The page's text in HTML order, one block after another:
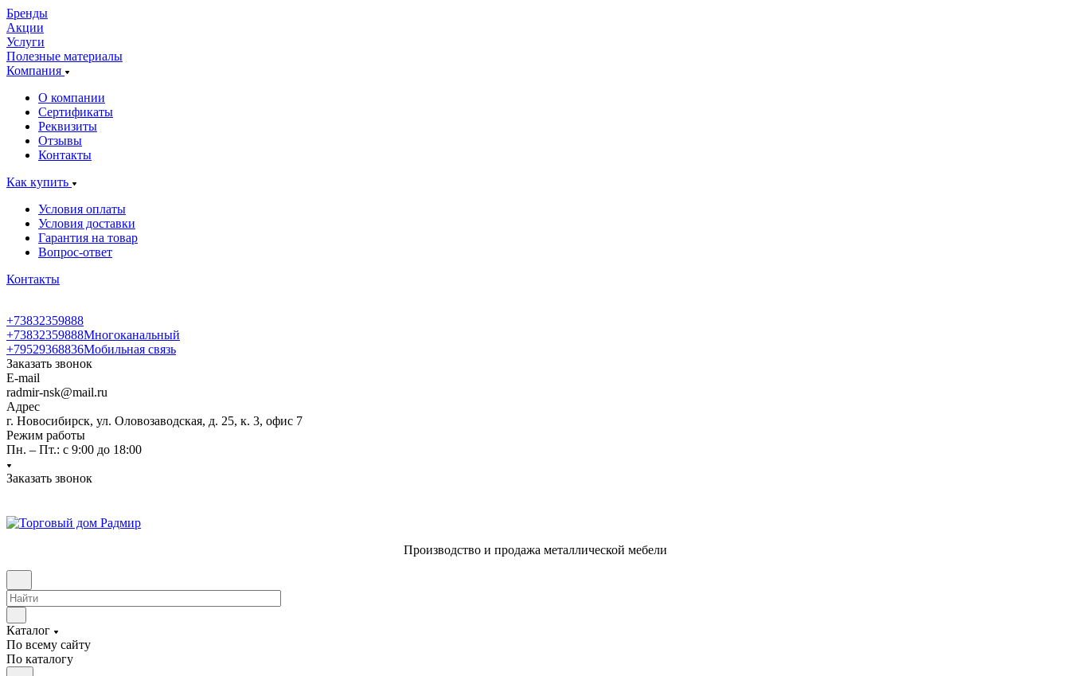
Бренды
Акции
Услуги
Полезные материалы
Компания
О компании
Сертификаты
Реквизиты
Отзывы
Контакты
Как купить
Условия оплаты
Условия доставки
Гарантия на товар
Вопрос-ответ
Контакты
+73832359888
+73832359888Многоканальный
+79529368836Мобильная связь
Заказать звонок
E-mail
radmir-nsk@mail.ru
Адрес
г. Новосибирск, ул. Оловозаводская, д. 25, к. 3, офис 7
Режим работы
Пн. – Пт.: с 9:00 до 18:00
Заказать звонок
Производство и продажа металлической мебели
Каталог
По всему сайту
По каталогу